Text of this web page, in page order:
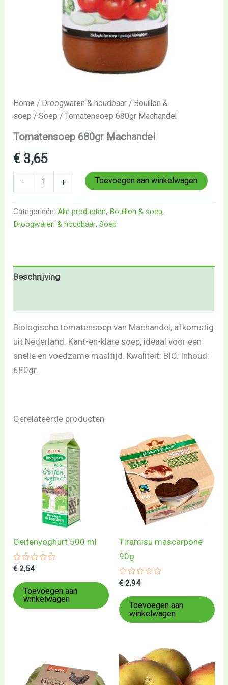
Home / Droogwaren & houdbaar / Bouillon &
soep /Soep / Tomatensoep 680gr Machandel
Tomatensoep 680gr Machandel
€ 3,65
- + Toevoegen aan winkelwagen
Categorieën:Alle producten, Bouillon & soep,
Droogwaren & houdbaar,Soep
Beschrijving
Biologische tomatensoep van Machandel, afkomstig
uit Nederland. Kant-en-klare soep, ideaal voor een
snelle en voedzame maaltijd. Kwaliteit: BIO. Inhoud:
680gr.
Gerelateerde producten
Geitenyoghurt 500 ml
Gewaardeerd
uit
5
€ 2,54
Toevoegen aan
winkelwagen
Tiramisu mascarpone
90g
Gewaardeerd
uit
5
€ 2,94
Toevoegen aan
winkelwagen